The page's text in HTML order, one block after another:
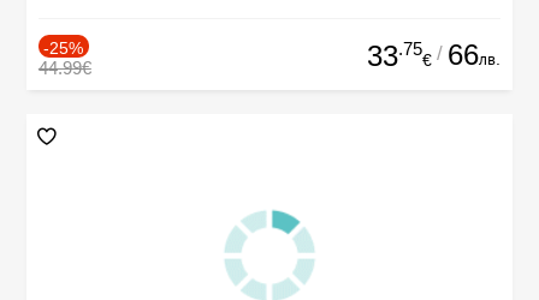
-25%
44.99€ 33.75
€ / 66лв.